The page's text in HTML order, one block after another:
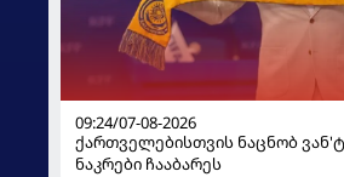
09:24/07-08-2026
ქართველებისთვის ნაცნობ ვან'ტ
ნაკრები ჩააბარეს